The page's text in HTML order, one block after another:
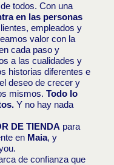
todos. Con una
en las personas
empleados y
valor con la
cada paso y
a las cualidades y
historias diferentes e
deseo de crecer y
mismos. Todo lo
Y no hay nada
DE TIENDA para
en Maia, y
de confianza que